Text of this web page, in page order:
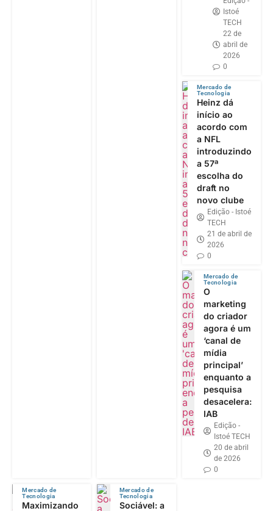
Istoé
TECH
22 de
abril de
2026
0
Mercado de
Tecnologia
Heinz dá
início ao
acordo com
a NFL
introduzindo
a 57ª
escolha do
draft no
novo clube
Edição - Istoé
TECH
21 de abril de
2026
0
Mercado de
Tecnologia
O
marketing
do criador
agora é um
‘canal de
mídia
principal’
enquanto a
pesquisa
desacelera:
IAB
Edição -
Istoé TECH
20 de abril
de 2026
0
Mercado de
Tecnologia
Maximizando
Mercado de
Tecnologia
Sociável: a